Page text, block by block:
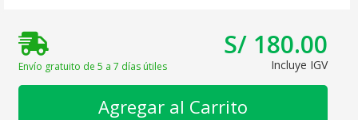
Envío gratuito de 5 a 7 días útiles
S/ 180.00
Incluye IGV
Agregar al Carrito